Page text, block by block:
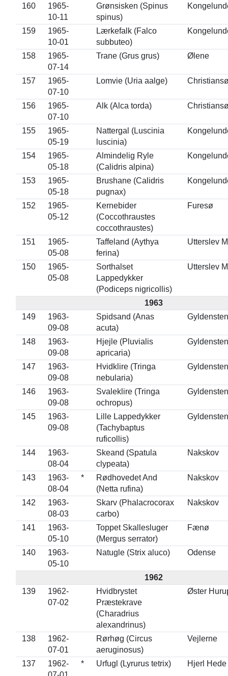
160
1965-
10-11
Grønsisken (Spinus
spinus)
159
1965-
10-01
Lærkefalk (Falco
subbuteo)
158
1965-
07-14
Trane (Grus grus) Ølene
157
1965-
07-10
Lomvie (Uria aalge)
156
1965-
07-10
Alk (Alca torda)
155
1965-
05-19
Nattergal (Luscinia
luscinia)
154
1965-
05-18
Almindelig Ryle
(Calidris alpina)
153
1965-
05-18
Brushane (Calidris
pugnax)
152
1965-
05-12
Kernebider
(Coccothraustes
coccothraustes)
Furesø
151
1965-
05-08
Taffeland (Aythya
ferina)
Utterslev
150
1965-
05-08
Sorthalset
Lappedykker
(Podiceps nigricollis)
Utterslev
1963
149
1963-
09-08
Spidsand (Anas
acuta)
Gyldensten
148
1963-
09-08
Hjejle (Pluvialis
apricaria)
Gyldensten
147
1963-
09-08
Hvidklire (Tringa
nebularia)
Gyldensten
146
1963-
09-08
Svaleklire (Tringa
ochropus)
Gyldensten
145
1963-
09-08
Lille Lappedykker
(Tachybaptus
ruficollis)
Gyldensten
144
1963-
08-04
Skeand (Spatula
clypeata)
Nakskov
143
1963-
08-04
*
Rødhovedet And
(Netta rufina)
Nakskov
142
1963-
08-03
Skarv (Phalacrocorax
carbo)
Nakskov
141
1963-
05-10
Toppet Skallesluger
(Mergus serrator)
Fænø
140
1963-
05-10
Natugle (Strix aluco) Odense
1962
139
1962-
07-02
Hvidbrystet
Præstekrave
(Charadrius
alexandrinus)
Øster
138
1962-
07-01
Rørhøg (Circus
aeruginosus)
Vejlerne
137
1962-
* Urfugl (Lyrurus tetrix) Hjerl Hede